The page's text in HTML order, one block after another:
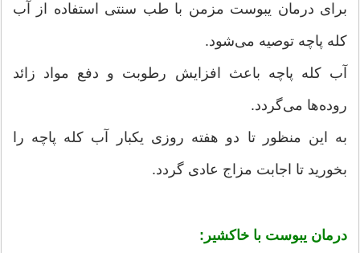
برای درمان یبوست مزمن با طب سنتی استفاده از آب
کله پاچه توصیه می‌شود.
آب کله پاچه باعث افزایش رطوبت و دفع مواد زائد
روده‌ها می‌گردد.
به این منظور تا دو هفته روزی یکبار آب کله پاچه را
بخورید تا اجابت مزاج عادی گردد.
درمان یبوست با خاکشیر: